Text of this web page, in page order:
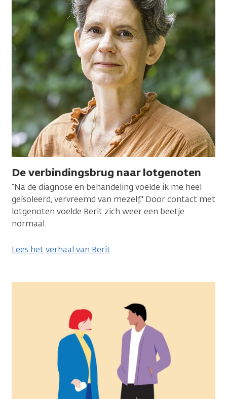
De verbindingsbrug naar lotgenoten
“Na de diagnose en behandeling voelde ik me heel
geïsoleerd, vervreemd van mezelf." Door contact met
lot­genoten voelde Berit zich weer een beetje
normaal.
Lees het verhaal van Berit